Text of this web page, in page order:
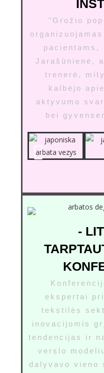
"Grožio
pacientams,
Jarašūnienė,
trenerė,
kalbėjo
aktyvumo
bei
-
ekspertai
tekstilės
inovacijomis
tendencijas ir
verslo
dalyvavo vieno